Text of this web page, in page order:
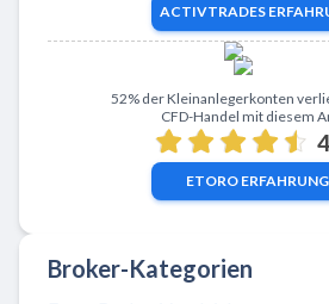
ACTIVTRADES
Zu eToro
52% der Kleinanlegerkonten
CFD-Handel mit diesem
ETORO
Broker-Kategorien